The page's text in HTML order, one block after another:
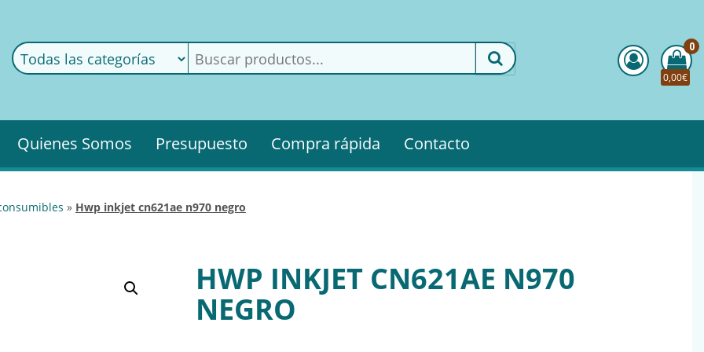
0
0,00€
Quienes Somos Presupuesto Compra rápida Contacto
» hwp inkjet cn621ae n970 negro
HWP INKJET CN621AE N970
NEGRO